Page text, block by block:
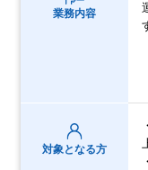
業務内容
対象となる方